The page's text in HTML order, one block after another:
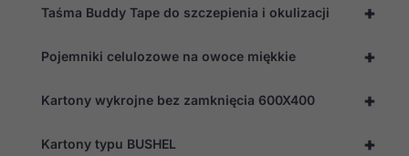
+
Taśma Buddy Tape do szczepienia i okulizacji
+
Pojemniki celulozowe na owoce miękkie
+
Kartony wykrojne bez zamknięcia 600X400
+
Kartony typu BUSHEL